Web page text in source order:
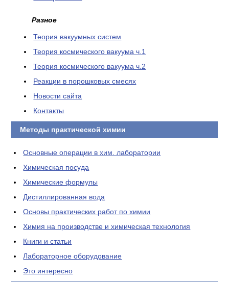
Разное
Теория вакуумных систем
Теория космического вакуума ч.1
Теория космического вакуума ч.2
Реакции в порошковых смесях
Новости сайта
Контакты
Методы практической химии
Основные операции в хим. лаборатории
Химическая посуда
Химические формулы
Дистиллированная вода
Основы практических работ по химии
Химия на производстве и химическая технология
Книги и статьи
Лабораторное оборудование
Это интересно